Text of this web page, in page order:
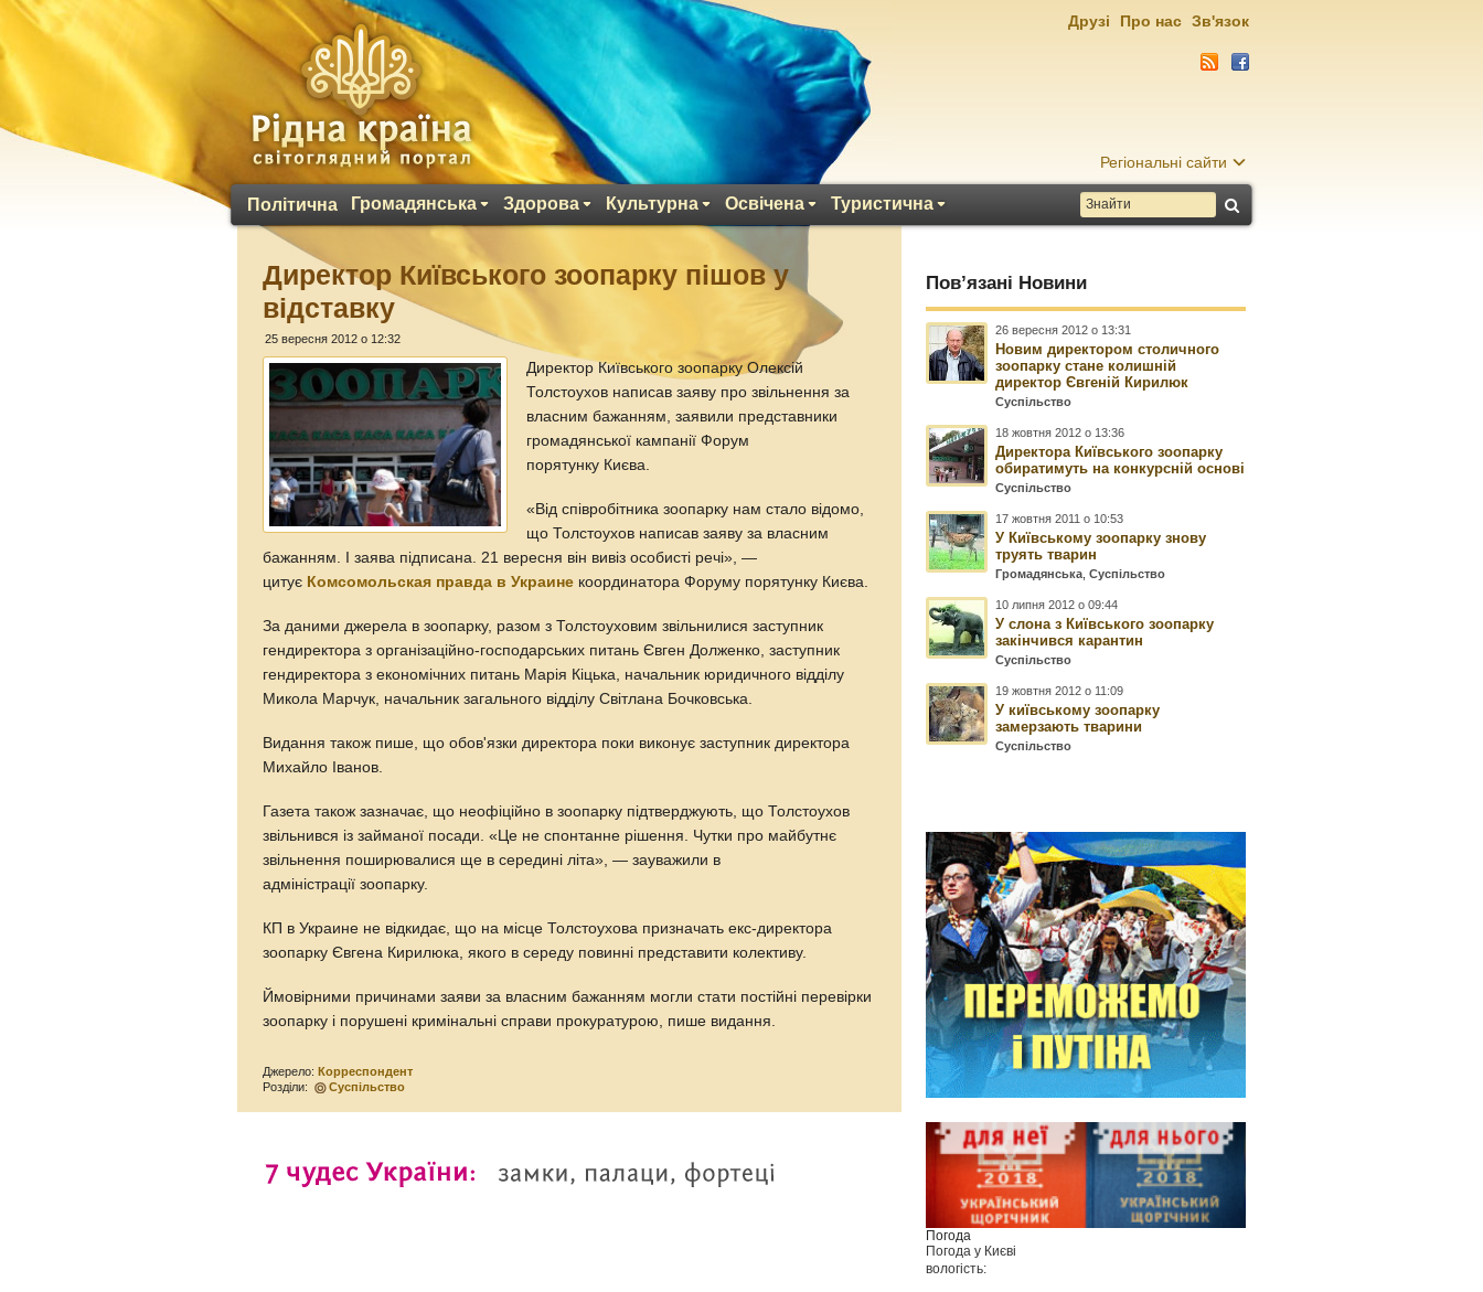
Регіональні сайти
Політична Громадянська Здорова Культурна Освічена Туристична
Друзі Про нас Зв'язок
Директор Київського зоопарку пішов у
відставку
25 вересня 2012 о 12:32
Директор Київського зоопарку Олексій
Толстоухов написав заяву про звільнення за
власним бажанням, заявили представники
громадянської кампанії Форум
порятунку Києва.
«Від співробітника зоопарку нам стало відомо,
що Толстоухов написав заяву за власним
бажанням. І заява підписана. 21 вересня він вивіз особисті речі», —
цитує Комсомольская правда в Украине координатора Форуму порятунку Києва.
За даними джерела в зоопарку, разом з Толстоуховим звільнилися заступник
гендиректора з організаційно-господарських питань Євген Долженко, заступник
гендиректора з економічних питань Марія Кіцька, начальник юридичного відділу
Микола Марчук, начальник загального відділу Світлана Бочковська.
Видання також пише, що обов'язки директора поки виконує заступник директора
Михайло Іванов.
Газета також зазначає, що неофіційно в зоопарку підтверджують, що Толстоухов
звільнився із займаної посади. «Це не спонтанне рішення. Чутки про майбутнє
звільнення поширювалися ще в середині літа», — зауважили в
адміністрації зоопарку.
КП в Украине не відкидає, що на місце Толстоухова призначать екс-директора
зоопарку Євгена Кирилюка, якого в середу повинні представити колективу.
Ймовірними причинами заяви за власним бажанням могли стати постійні перевірки
зоопарку і порушені кримінальні справи прокуратурою, пише видання.
Джерело:Корреспондент
Розділи:
Суспільство
Пов’язані Новини
26 вересня 2012 о 13:31
Новим директором столичного
зоопарку стане колишній
директор Євгеній Кирилюк
Суспільство
18 жовтня 2012 о 13:36
Директора Київського зоопарку
обиратимуть на конкурсній основі
Суспільство
17 жовтня 2011 о 10:53
У Київському зоопарку знову
труять тварин
Громадянська ,Суспільство
10 липня 2012 о 09:44
У слона з Київського зоопарку
закінчився карантин
Суспільство
19 жовтня 2012 о 11:09
У київському зоопарку
замерзають тварини
Суспільство
Погода
Погода у Києві
вологість: